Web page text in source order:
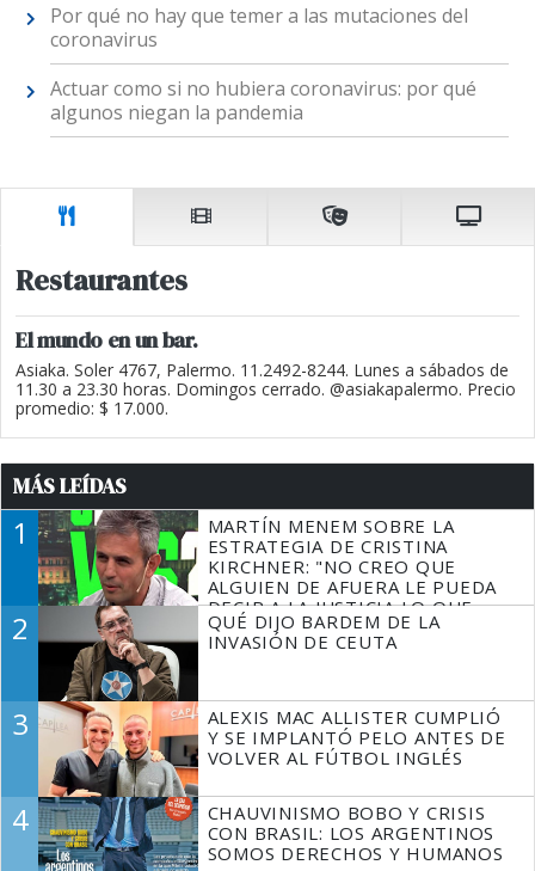
Por qué no hay que temer a las mutaciones del
coronavirus
Actuar como si no hubiera coronavirus: por qué
algunos niegan la pandemia
Restaurantes
El mundo en un bar.
Asiaka. Soler 4767, Palermo. 11.2492-8244. Lunes a sábados de
11.30 a 23.30 horas. Domingos cerrado. @asiakapalermo. Precio
promedio: $ 17.000.
MÁS LEÍDAS
1
MARTÍN MENEM SOBRE LA
ESTRATEGIA DE CRISTINA
KIRCHNER: "NO CREO QUE
ALGUIEN DE AFUERA LE PUEDA
DECIR A LA JUSTICIA LO QUE
TIENE QUE HACER"
2
QUÉ DIJO BARDEM DE LA
INVASIÓN DE CEUTA
3
ALEXIS MAC ALLISTER CUMPLIÓ
Y SE IMPLANTÓ PELO ANTES DE
VOLVER AL FÚTBOL INGLÉS
4
CHAUVINISMO BOBO Y CRISIS
CON BRASIL: LOS ARGENTINOS
SOMOS DERECHOS Y HUMANOS